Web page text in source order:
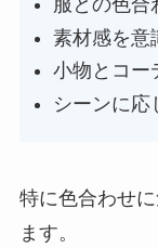
服との色合
素材感を意
小物とコー
シーンに応
特に色合わせ
ます。